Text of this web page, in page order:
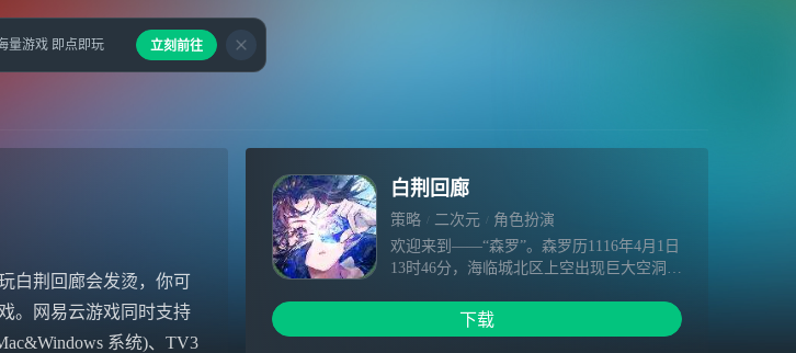
白荆回廊会发烫，你可
。网易云游戏同时支持
系统)、TV3
白荆回廊
策略 二次元
角色扮演
仅支持本地下载游玩
欢迎来到——“森罗”。森罗历1116年4月1日
13时46分，海临城北区上空出现巨大空洞，
此……不久后，带有未知能量的结晶体自废
墟中析出。在此后的研究中，发现了受该未
下载
量游戏 即点即玩 立刻前往